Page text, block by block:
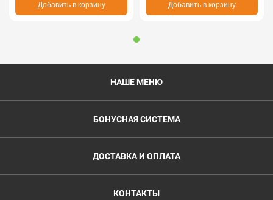
Добавить в корзину Добавить в корзину
НАШЕ МЕНЮ
БОНУСНАЯ СИСТЕМА
ДОСТАВКА И ОПЛАТА
КОНТАКТЫ